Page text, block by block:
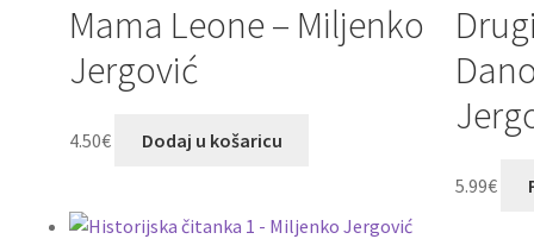
Mama Leone – Miljenko
Jergović
4.50€ Dodaj u košaricu
5.99€